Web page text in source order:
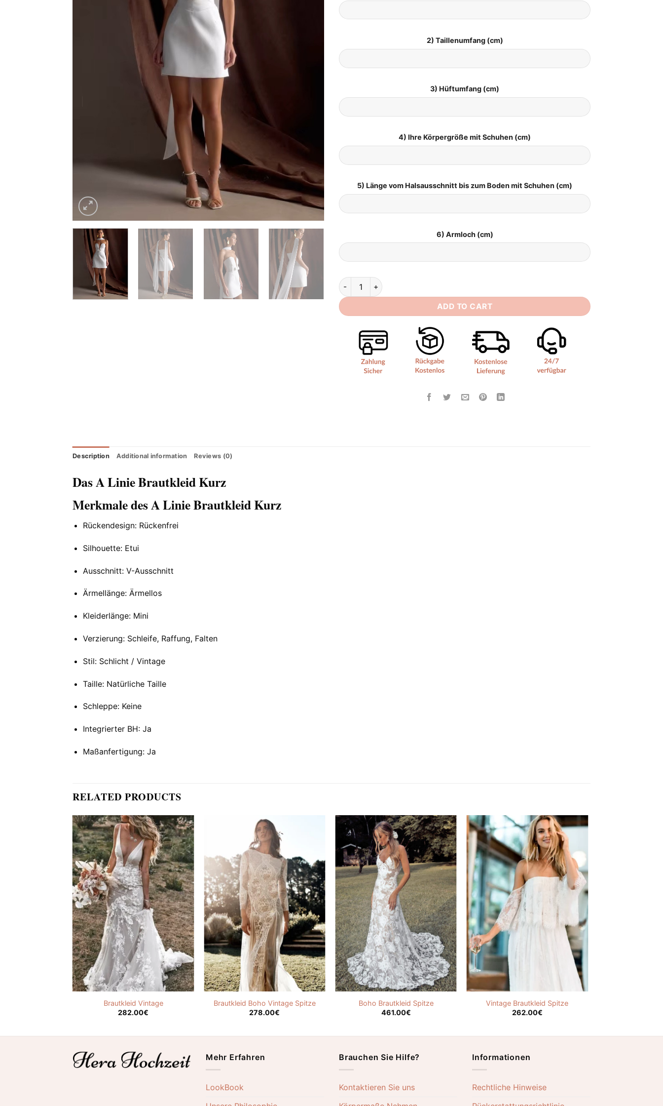
2) Taillenumfang (cm)
3) Hüftumfang (cm)
4) Ihre Körpergröße mit Schuhen (cm)
5) Länge vom Halsausschnitt bis zum Boden mit Schuhen (cm)
6) Armloch (cm)
A Linie Brautkleid Kurz quantity
ADD TO CART
Description Additional information Reviews (0)
Das A Linie Brautkleid Kurz
Merkmale des A Linie Brautkleid Kurz
Rückendesign: Rückenfrei
Silhouette: Etui
Ausschnitt: V-Ausschnitt
Ärmellänge: Ärmellos
Kleiderlänge: Mini
Verzierung: Schleife, Raffung, Falten
Stil: Schlicht / Vintage
Taille: Natürliche Taille
Schleppe: Keine
Integrierter BH: Ja
Maßanfertigung: Ja
RELATED PRODUCTS
Brautkleid Vintage
282.00€
Brautkleid Boho Vintage Spitze
278.00€
Boho Brautkleid Spitze
461.00€
Vintage Brautkleid Spitze
262.00€
Mehr Erfahren
LookBook
Brauchen Sie Hilfe?
Kontaktieren Sie uns
Informationen
Rechtliche Hinweise